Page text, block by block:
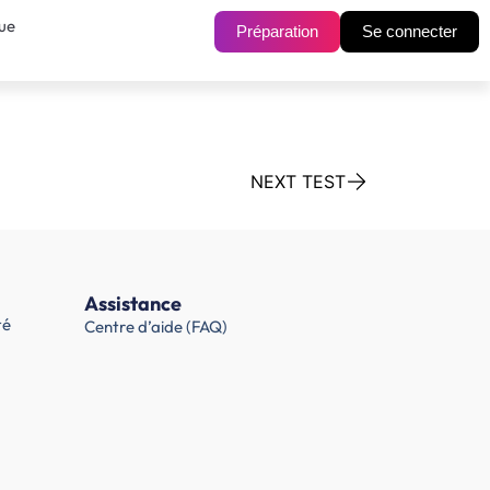
Préparation Se connecter
NEXT TEST
Assistance
Centre d’aide (FAQ)